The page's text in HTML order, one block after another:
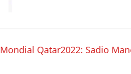
Mondial Qatar2022: Sadio